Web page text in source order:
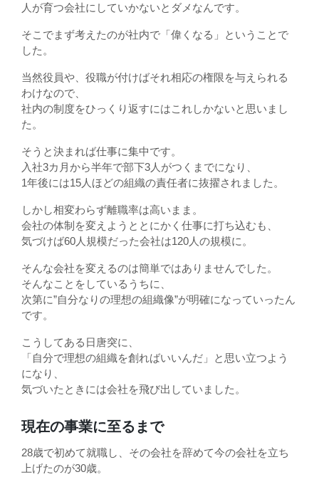
人が育つ会社にしていかないとダメなんです。
そこでまず考えたのが社内で「偉くなる」ということで
した。
当然役員や、役職が付けばそれ相応の権限を与えられる
わけなので、
社内の制度をひっくり返すにはこれしかないと思いまし
た。
そうと決まれば仕事に集中です。
入社3カ月から半年で部下3人がつくまでになり、
1年後には15人ほどの組織の責任者に抜擢されました。
しかし相変わらず離職率は高いまま。
会社の体制を変えようととにかく仕事に打ち込むも、
気づけば60人規模だった会社は120人の規模に。
そんな会社を変えるのは簡単ではありませんでした。
そんなことをしているうちに、
次第に”自分なりの理想の組織像”が明確になっていったん
です。
こうしてある日唐突に、
「自分で理想の組織を創ればいいんだ」と思い立つよう
になり、
気づいたときには会社を飛び出していました。
現在の事業に至るまで
28歳で初めて就職し、その会社を辞めて今の会社を立ち
上げたのが30歳。